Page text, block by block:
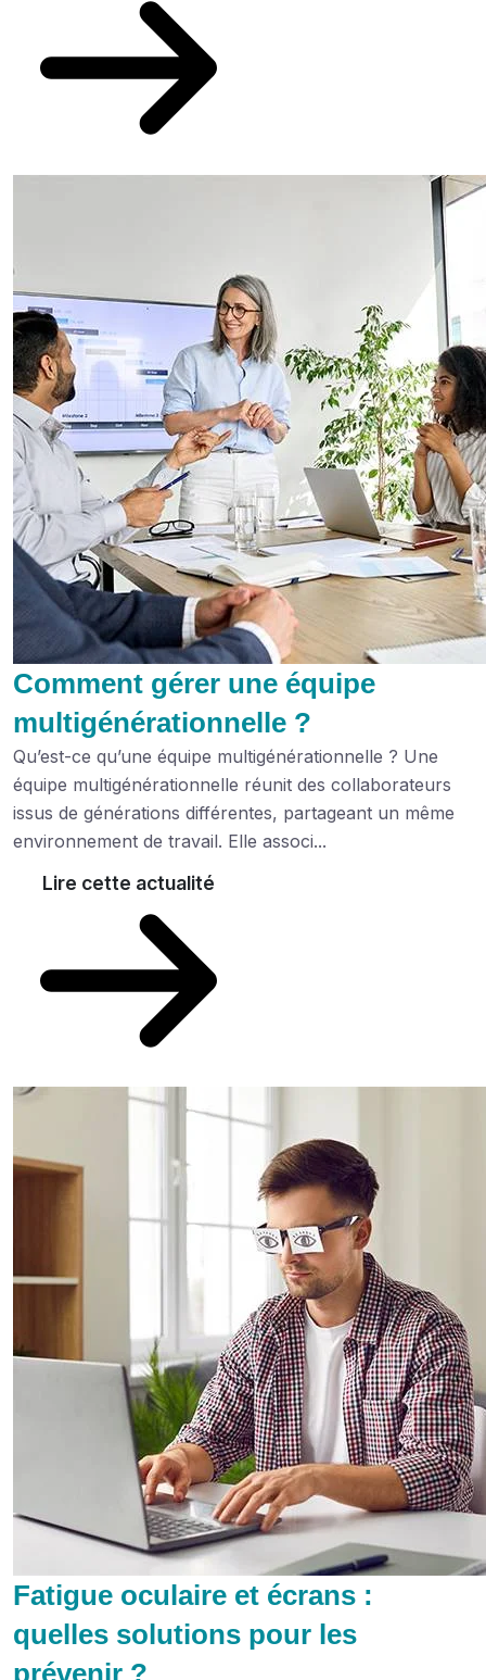
Comment gérer une équipe
multigénérationnelle ?
Qu’est-ce qu’une équipe multigénérationnelle ? Une
équipe multigénérationnelle réunit des collaborateurs
issus de générations différentes, partageant un même
environnement de travail. Elle associ...
Lire cette actualité
Fatigue oculaire et écrans :
quelles solutions pour les